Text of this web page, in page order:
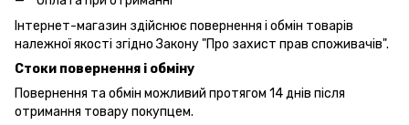
Інтернет-магазин здійснює повернення і обмін товарів
належної якості згідно Закону "Про захист прав споживачів".
Стоки повернення і обміну
Повернення та обмін можливий протягом 14 днів після
отримання товару покупцем.